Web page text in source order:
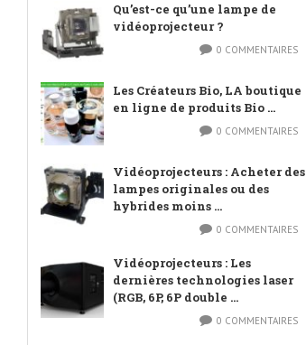
Qu’est-ce qu’une lampe de
vidéoprojecteur ?
0 COMMENTAIRES
Les Créateurs Bio, LA boutique
en ligne de produits Bio ...
0 COMMENTAIRES
Vidéoprojecteurs : Acheter des
lampes originales ou des
hybrides moins ...
0 COMMENTAIRES
Vidéoprojecteurs : Les
dernières technologies laser
(RGB, 6P, 6P double ...
0 COMMENTAIRES